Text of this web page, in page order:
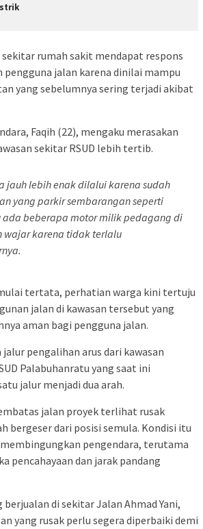
sekitar rumah sakit mendapat respons
pengguna jalan karena dinilai mampu
yang sebelumnya sering terjadi akibat
Faqih (22), mengaku merasakan
sekitar RSUD lebih tertib.
jauh lebih enak dilalui karena sudah
yang parkir sembarangan seperti
ada beberapa motor milik pedagang di
wajar karena tidak terlalu
tertata, perhatian warga kini tertuju
jalan di kawasan tersebut yang
aman bagi pengguna jalan.
pengalihan arus dari kawasan
Palabuhanratu yang saat ini
jalur menjadi dua arah.
jalan proyek terlihat rusak
bergeser dari posisi semula. Kondisi itu
pengendara, terutama
pencahayaan dan jarak pandang
berjualan di sekitar Jalan Ahmad Yani,
yang rusak perlu segera diperbaiki demi